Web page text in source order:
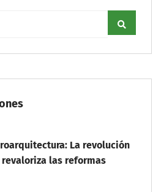
La revolución
las reformas